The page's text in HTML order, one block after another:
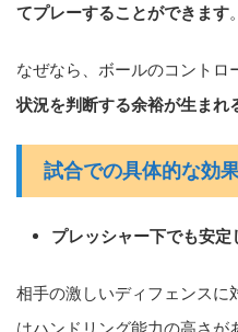
てプレーすることができます。
なぜなら、ボールのコントロ
状況を判断する余裕が生まれ
試合での具体的な効
プレッシャー下でも安
相手の激しいディフェンスに